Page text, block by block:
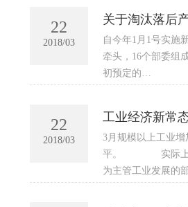
22
2018/03
关于淘汰落后
自今年1月1号实施
牵头，16个部委组
初预定的…
22
2018/03
工业经济新常
3月规模以上工业
平。 实际上，自
为主管工业发展的